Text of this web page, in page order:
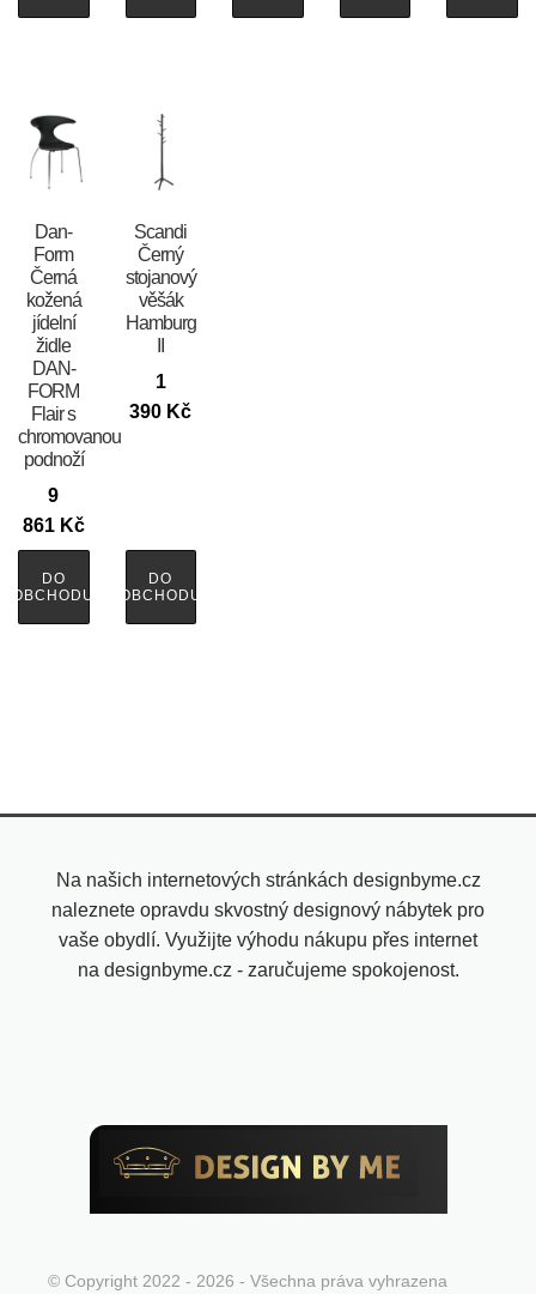
​​​​​Dan-
Form
Černá
kožená
jídelní
židle
DAN-
FORM
Flair s
chromovanou
podnoží
9
861 Kč
DO
OBCHODU
Scandi
Černý
stojanový
věšák
Hamburg
1
390 Kč
DO
OBCHODU
Na našich internetových stránkách designbyme.cz
naleznete opravdu skvostný designový nábytek pro
vaše obydlí. Využijte výhodu nákupu přes internet
na designbyme.cz - zaručujeme spokojenost.
© Copyright 2022 - 2026 - Všechna práva vyhrazena